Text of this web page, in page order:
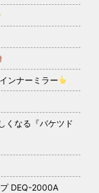
ンナーミラー
くなる『バケツド
プ DEQ-2000A